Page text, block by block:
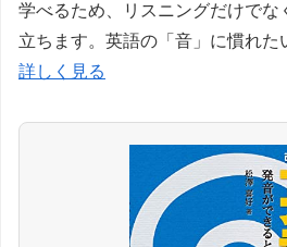
学べるため、リスニングだけでな
立ちます。英語の「音」に慣れた
詳しく見る